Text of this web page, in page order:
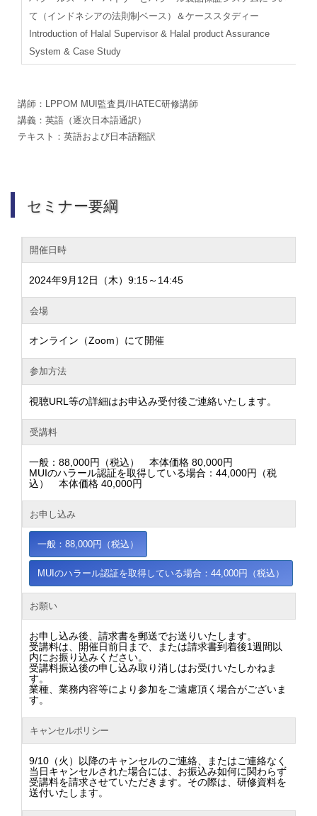
て（インドネシアの法則制ベース）＆ケーススタディー
Introduction of Halal Supervisor & Halal product Assurance
System & Case Study
講師：LPPOM MUI監査員/IHATEC研修講師
講義：英語（逐次日本語通訳）
テキスト：英語および日本語翻訳
セミナー要綱
開催日時
2024年9月12日（木）9:15～14:45
会場
オンライン（Zoom）にて開催
参加方法
視聴URL等の詳細はお申込み受付後ご連絡いたします。
受講料
一般：88,000円（税込） 本体価格 80,000円
MUIのハラール認証を取得している場合：44,000円（税
込） 本体価格 40,000円
お申し込み
一般：88,000円（税込）
MUIのハラール認証を取得している場合：44,000円（税込）
お願い
お申し込み後、請求書を郵送でお送りいたします。
受講料は、開催日前日まで、または請求書到着後1週間以
内にお振り込みください。
受講料振込後の申し込み取り消しはお受けいたしかねま
す。
業種、業務内容等により参加をご遠慮頂く場合がございま
す。
キャンセルポリシー
9/10（火）以降のキャンセルのご連絡、またはご連絡なく
当日キャンセルされた場合には、お振込み如何に関わらず
受講料を請求させていただきます。その際は、研修資料を
送付いたします。